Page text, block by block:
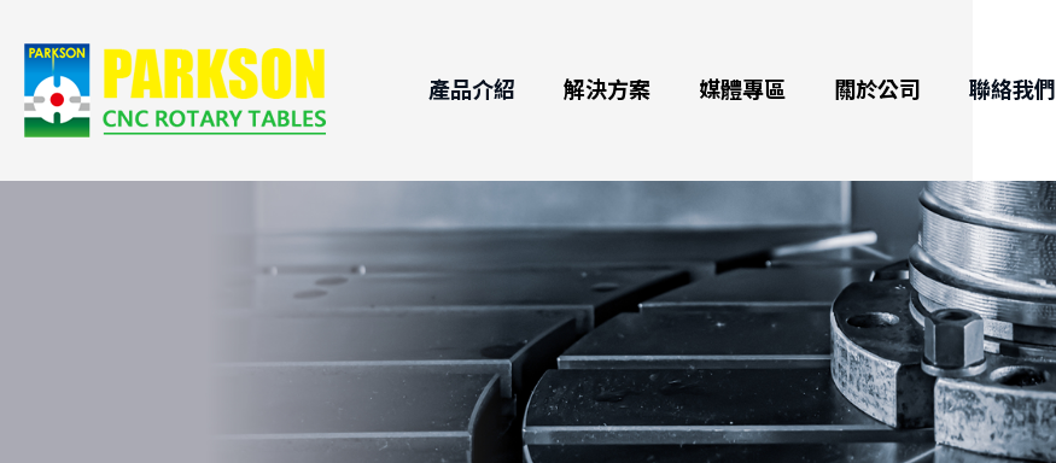
產品介紹
CNC電腦數控臥式旋轉工作台
自動交換工作台
精密油壓分度盤
搖擺頭
解決方案
應用領域
技術支援
航太加工及應用
綠色能源及應用
自行車、電動車、汽車、船
舶零件加工
3C產業、半導體零件
工具機零件加工
醫療產業
自動化零件加工
日用品製造領域
媒體專區
展覽訊息
電子型錄
部落格
虛擬展廳
關於公司
獎項與里程碑
品質
全球代理
聯絡我們